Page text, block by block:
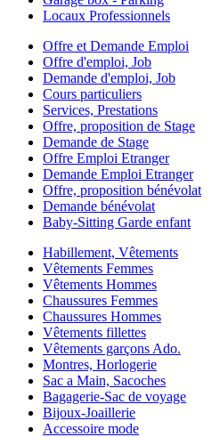
Locaux Professionnels
Offre et Demande Emploi
Offre d'emploi, Job
Demande d'emploi, Job
Cours particuliers
Services, Prestations
Offre, proposition de Stage
Demande de Stage
Offre Emploi Etranger
Demande Emploi Etranger
Offre, proposition bénévolat
Demande bénévolat
Baby-Sitting Garde enfant
Habillement, Vêtements
Vêtements Femmes
Vêtements Hommes
Chaussures Femmes
Chaussures Hommes
Vêtements fillettes
Vêtements garçons Ado.
Montres, Horlogerie
Sac a Main, Sacoches
Bagagerie-Sac de voyage
Bijoux-Joaillerie
Accessoire mode